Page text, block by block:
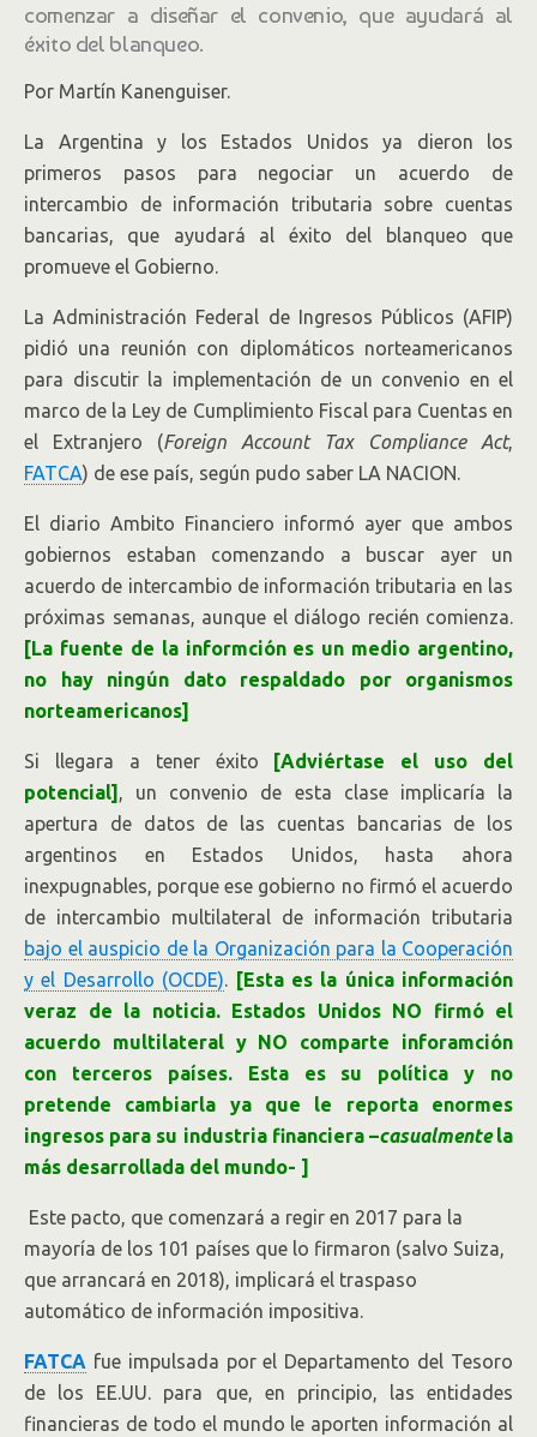
comenzar a diseñar el convenio, que ayudará al
éxito del blanqueo.
Por Martín Kanenguiser.
La Argentina y los Estados Unidos ya dieron los
primeros pasos para negociar un acuerdo de
intercambio de información tributaria sobre cuentas
bancarias, que ayudará al éxito del blanqueo que
promueve el Gobierno.
La Administración Federal de Ingresos Públicos (AFIP)
pidió una reunión con diplomáticos norteamericanos
para discutir la implementación de un convenio en el
marco de la Ley de Cumplimiento Fiscal para Cuentas en
el Extranjero (Foreign Account Tax Compliance Act,
FATCA) de ese país, según pudo saber LA NACION.
El diario Ambito Financiero informó ayer que ambos
gobiernos estaban comenzando a buscar ayer un
acuerdo de intercambio de información tributaria en las
próximas semanas, aunque el diálogo recién comienza.
[La fuente de la informción es un medio argentino,
no hay ningún dato respaldado por organismos
norteamericanos]
Si llegara a tener éxito
[Adviértase el uso del
potencial] , un convenio de esta clase implicaría la
apertura de datos de las cuentas bancarias de los
argentinos en Estados Unidos, hasta ahora
inexpugnables, porque ese gobierno no firmó el acuerdo
de intercambio multilateral de información tributaria
bajo el auspicio de la Organización para la Cooperación
y el Desarrollo (OCDE). [Esta es la única información
veraz de la noticia. Estados Unidos NO firmó el
acuerdo multilateral y NO comparte inforamción
con terceros países. Esta es su política y no
pretende cambiarla ya que le reporta enormes
ingresos para su industria financiera –casualmentela
más desarrollada del mundo- ]
Este pacto, que comenzará a regir en 2017 para la
mayoría de los 101 países que lo firmaron (salvo Suiza,
que arrancará en 2018), implicará el traspaso
automático de información impositiva.
FATCA fue impulsada por el Departamento del Tesoro
de los EE.UU. para que, en principio, las entidades
financieras de todo el mundo le aporten información al